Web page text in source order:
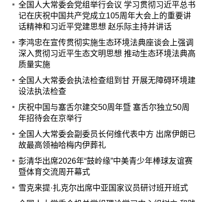
全国人大常委会党组举行会议 学习贯彻习近平总书
记在庆祝中国共产党成立105周年大会上的重要讲
话精神和习近平党建思想 赵乐际主持并讲话
李鸿忠在宣传贯彻实施生态环境法典座谈会上强调
深入贯彻习近平生态文明思想 推动生态环境法典高
质量实施
全国人大常委会执法检查组到甘 开展无障碍环境建
设法执法检查
庆祝中国与塞舌尔建交50周年暨 塞舌尔独立50周
年招待会在京举行
全国人大常委会副委员长何维代表中方 出席伊朗已
故最高领袖哈梅内伊葬礼
彭清华出席2026年“鼓岭缘”中美青少年棒球友谊赛
暨体育交流周开幕式
雪克来提·扎克尔出席中亚国家议员研讨班开班式